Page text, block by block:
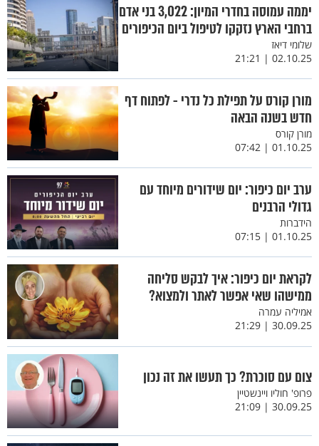
יממה עמוסה בחדרי המיון: 3,022 בני אדם
ברחבי הארץ נזקקו לטיפול ביום הכיפורים
שלומי דיאז
02.10.25 | 21:21
מורן קורס על תפילת כל נדרי - לפתוח דף
חדש בשנה הבאה
מורן קורס
01.10.25 | 07:42
ערב יום כיפור: יום שידורים מיוחד עם
גדולי הרבנים
הידברות
01.10.25 | 07:15
לקראת יום כיפור: איך לבקש סליחה
ממישהו שאי אפשר לאתר ולמצוא?
אמיליה עמרה
30.09.25 | 21:29
צום עם סוכרת? כך תעשו את זה נכון
פרופ' חוליו ויינשטיין
30.09.25 | 21:09